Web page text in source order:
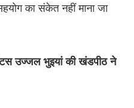
का संकेत नहीं माना जा
उज्जल भुइयां की खंडपीठ ने